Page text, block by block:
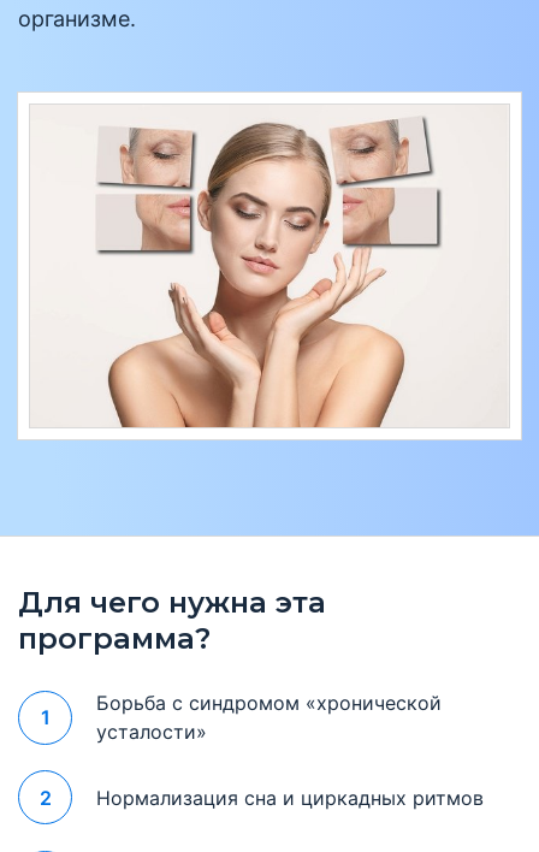
организме.
Для чего нужна эта
программа?
1
Борьба с синдромом «хронической
усталости»
2 Нормализация сна и циркадных ритмов